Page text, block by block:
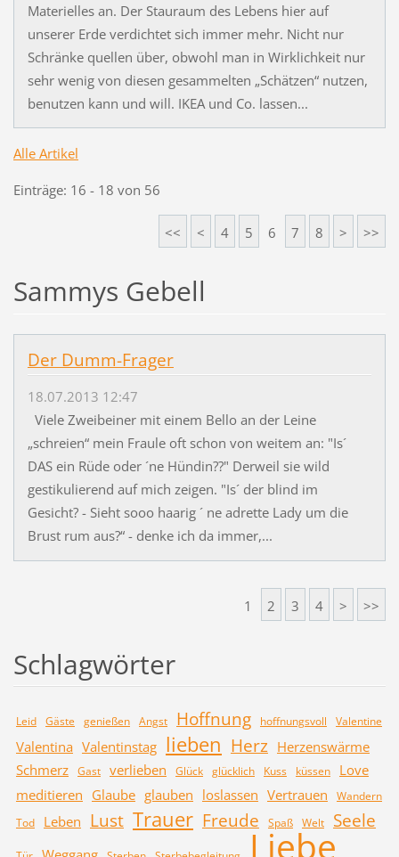
Materielles an. Der Stauraum des Lebens hier auf
unserer Erde verdichtet sich immer mehr. Nicht nur
Schränke quellen über, obwohl man in Wirklichkeit nur
sehr wenig von diesen gesammelten „Schätzen“ nutzen,
benutzen kann und will. IKEA und Co. lassen...
Alle Artikel
Einträge: 16 - 18 von 56
<< < 4 5 6 7 8 > >>
Sammys Gebell
Der Dumm-Frager
18.07.2013 12:47
Viele Zweibeiner mit einem Bello an der Leine
„schreien“ mein Fraule oft schon von weitem an: "Is´
DAS ein Rüde oder ´ne Hündin??" Derweil sie wild
gestikulierend auf mich zeigen. "Is´ der blind im
Gesicht? - Sieht sooo haarig ´ ne adrette Lady um die
Brust rum aus?“ - denke ich da immer,...
1 2 3 4 > >>
Schlagwörter
Leid Gäste genießen Angst Hoffnung hoffnungsvoll Valentine
Valentina Valentinstag lieben Herz Herzenswärme
Schmerz Gast verlieben Glück glücklich Kuss küssen
Love
meditieren Glaube glauben loslassen Vertrauen
Wandern
Tod
Leben Lust Trauer Freude Spaß Welt Seele
Liebe